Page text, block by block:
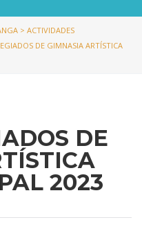
> ACTIVIDADES
DE GIMNASIA ARTÍSTICA
DE
2023